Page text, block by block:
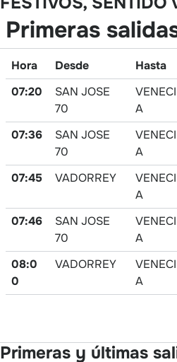
Primeras
Hora Desde
Hasta
07:20
SAN JOSE
70
VENECI
A
07:36
SAN JOSE
70
VENECI
A
07:45
VADORREY
VENECI
A
07:46
SAN JOSE
70
VENECI
A
08:0
0
VADORREY
VENECI
A
Primeras y últimas